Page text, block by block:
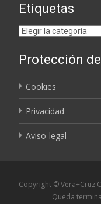
Etiquetas
Etiquetas
Protección
Cookies
Privacidad
Aviso-legal
Copyright © Vera+Cruz
Queda